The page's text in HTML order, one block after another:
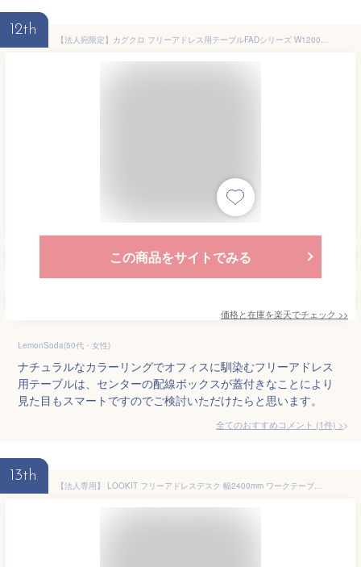
12th
【法人宛限定】カグクロ フリーアドレス用テーブルFADシリーズ W1200 D1200 H720 デスク ミーティングテーブル グループテーブル 会議机 幅120 奥行120 高さ72 アジャスター 配線ボックス コワーキングスペース ナチュラル/ホワイト/ウッドグレイン/ダークブラウン FAD-1212
この商品をサイトでみる
価格と在庫を楽天でチェック >>
LemonSoda(50代・女性)
ナチュラルなカラーリングでオフィスに馴染むフリーアドレス
用テーブルは、センターの配線ボックスが蓋付きなことにより
見た目もスマートですのでご検討いただけたらと思います。
全てのおすすめコメント (1件) >
13th
【法人専用】 LOOKIT フリーアドレスデスク 幅2400mm ワークテーブル 会議用テーブル 配線ボックス付き ナチュラル×ブラックフレーム GFA-2412